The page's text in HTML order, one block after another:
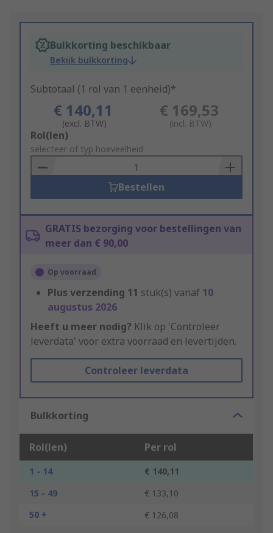
Bulkkorting beschikbaar
Bekijk bulkkorting
Subtotaal (1 rol van 1 eenheid)*
€ 140,11
(excl. BTW)
€ 169,53
(incl. BTW)
Add
to
Basket
Rol(len)
selecteer of typ hoeveelheid
Bestellen
GRATIS bezorging voor bestellingen van
meer dan € 90,00
Op voorraad
Plus verzending 11 stuk(s) vanaf 10
augustus 2026
Heeft u meer nodig? Klik op 'Controleer
leverdata' voor extra voorraad en levertijden.
Controleer leverdata
Bulkkorting
Rol(len) Per rol
1 - 14
€ 140,11
15 - 49
€ 133,10
50 +
€ 126,08